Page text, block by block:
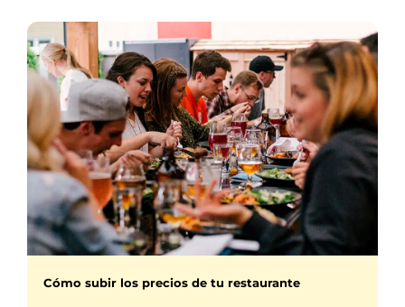
Cómo subir los precios de tu restaurante